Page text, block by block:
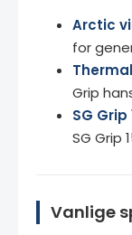
Arctic
for
Grip
SG
SG Grip
Vanlige